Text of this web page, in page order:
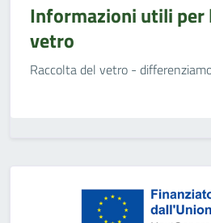
Informazioni utili per
vetro
Raccolta del vetro -